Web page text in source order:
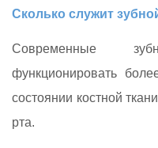
Сколько служит
Современные
функционировать
состоянии костной
рта.